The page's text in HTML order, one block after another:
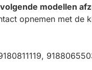
modellen
opnemen met de